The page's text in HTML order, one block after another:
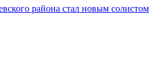
района стал новым солистом